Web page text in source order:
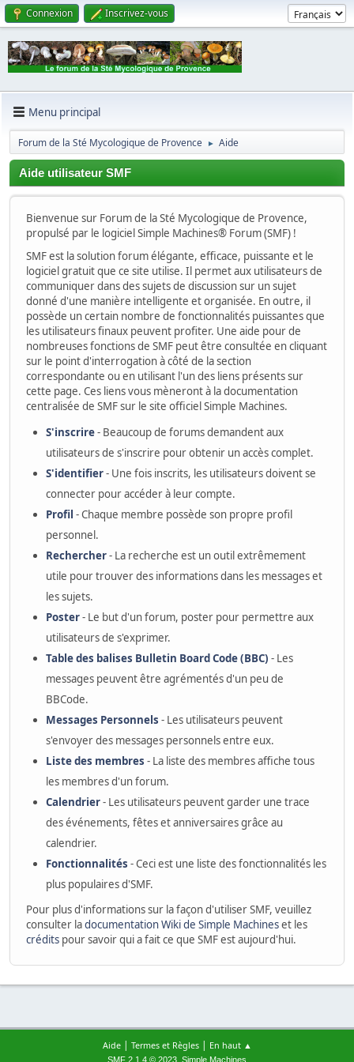
Connexion Inscrivez-vous
Menu principal
Forum de la Sté Mycologique de Provence ► Aide
Aide utilisateur SMF
Bienvenue sur Forum de la Sté Mycologique de Provence,
propulsé par le logiciel Simple Machines® Forum (SMF) !
SMF est la solution forum élégante, efficace, puissante et le
logiciel gratuit que ce site utilise. Il permet aux utilisateurs de
communiquer dans des sujets de discussion sur un sujet
donné d'une manière intelligente et organisée. En outre, il
possède un certain nombre de fonctionnalités puissantes que
les utilisateurs finaux peuvent profiter. Une aide pour de
nombreuses fonctions de SMF peut être consultée en cliquant
sur le point d'interrogation à côté de la section
correspondante ou en utilisant l'un des liens présents sur
cette page. Ces liens vous mèneront à la documentation
centralisée de SMF sur le site officiel Simple Machines.
S'inscrire- Beaucoup de forums demandent aux
utilisateurs de s'inscrire pour obtenir un accès complet.
S'identifier- Une fois inscrits, les utilisateurs doivent se
connecter pour accéder à leur compte.
Profil - Chaque membre possède son propre profil
personnel.
Rechercher- La recherche est un outil extrêmement
utile pour trouver des informations dans les messages et
les sujets.
Poster- Le but d'un forum, poster pour permettre aux
utilisateurs de s'exprimer.
Table des balises Bulletin Board Code (BBC) - Les
messages peuvent être agrémentés d'un peu de
BBCode.
Messages Personnels - Les utilisateurs peuvent
s'envoyer des messages personnels entre eux.
Liste des membres - La liste des membres affiche tous
les membres d'un forum.
Calendrier- Les utilisateurs peuvent garder une trace
des événements, fêtes et anniversaires grâce au
calendrier.
Fonctionnalités - Ceci est une liste des fonctionnalités les
plus populaires d'SMF.
Pour plus d'informations sur la façon d'utiliser SMF, veuillez
consulter ladocumentation Wiki de Simple Machineset les
crédits pour savoir qui a fait ce que SMF est aujourd'hui.
Aide| Termes et Règles| En haut ▲
SMF 2.1.4 © 2023 Simple Machines